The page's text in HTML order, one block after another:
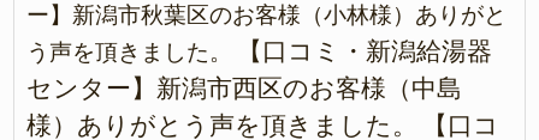
ー】新潟市秋葉区のお客様（小林様）ありがと
う声を頂きました。
【口コミ・新潟給湯器
センター】新潟市西区のお客様（中島
様）ありがとう声を頂きました。
【口コ